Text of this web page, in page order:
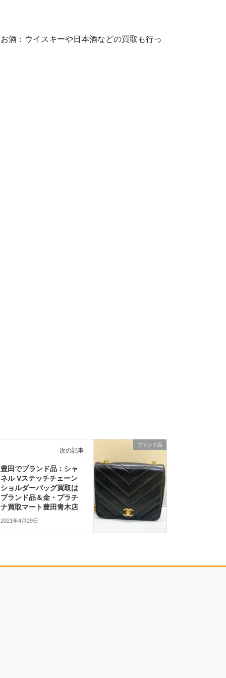
酒：ウイスキーや日本酒などの買取も行っ
ブランド品
次の記事
豊田でブランド品：シャ
ネル Vステッチチェーン
ショルダーバッグ買取は
ブランド品＆金・プラチ
ナ買取マート豊田青木店
2021年4月29日